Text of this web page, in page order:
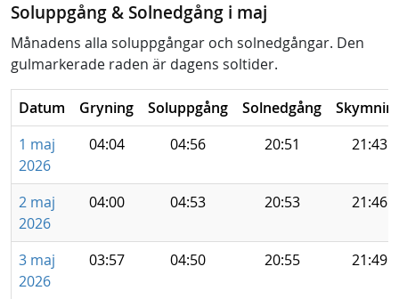
Soluppgång & Solnedgång i maj
Månadens alla soluppgångar och solnedgångar. Den
gulmarkerade raden är dagens soltider.
Datum Gryning Soluppgång Solnedgång
1 maj
2026
04:04 04:56 20:51 21:43
2 maj
2026
04:00 04:53 20:53 21:46
3 maj
2026
03:57 04:50 20:55 21:49